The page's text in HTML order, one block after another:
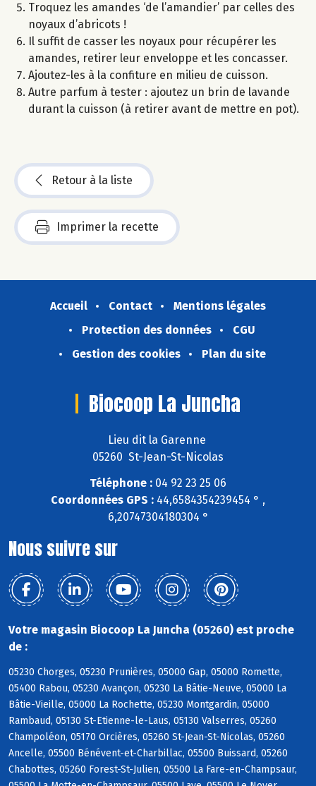
Troquez les amandes ‘de l’amandier’ par celles des
noyaux d’abricots !
Il suffit de casser les noyaux pour récupérer les
amandes, retirer leur enveloppe et les concasser.
Ajoutez-les à la confiture en milieu de cuisson.
Autre parfum à tester : ajoutez un brin de lavande
durant la cuisson (à retirer avant de mettre en pot).
Retour à la liste
Imprimer la recette
Accueil Contact
Mentions légales
Protection des données
CGU
Gestion des cookies
Plan du site
Biocoop La Juncha
Lieu dit la Garenne
05260 St-Jean-St-Nicolas
Téléphone : 04 92 23 25 06
Coordonnées GPS : 44,6584354239454 ° ,
6,20747304180304 °
Nous suivre sur
Votre magasin Biocoop La Juncha (05260) est proche
de :
05230 Chorges, 05230 Prunières, 05000 Gap, 05000 Romette,
05400 Rabou, 05230 Avançon, 05230 La Bâtie-Neuve, 05000 La
Bâtie-Vieille, 05000 La Rochette, 05230 Montgardin, 05000
Rambaud, 05130 St-Etienne-le-Laus, 05130 Valserres, 05260
Champoléon, 05170 Orcières, 05260 St-Jean-St-Nicolas, 05260
Ancelle, 05500 Bénévent-et-Charbillac, 05500 Buissard, 05260
Chabottes, 05260 Forest-St-Julien, 05500 La Fare-en-Champsaur,